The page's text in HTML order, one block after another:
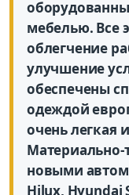
мебелью. Все
облегчение
улучшение
обеспечены
одеждой
очень легкая
Материально-
новыми
Hilux,